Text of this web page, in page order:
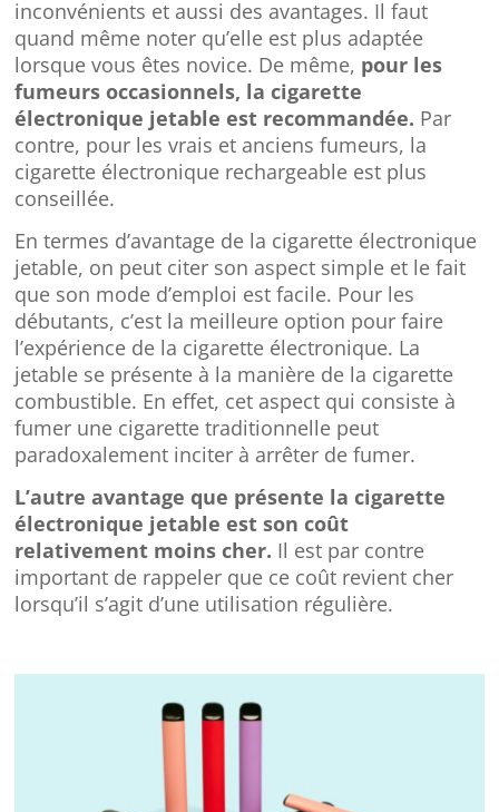
inconvénients et aussi des avantages. Il faut
quand même noter qu’elle est plus adaptée
lorsque vous êtes novice. De même, pour les
fumeurs occasionnels, la cigarette
électronique jetable est recommandée. Par
contre, pour les vrais et anciens fumeurs, la
cigarette électronique rechargeable est plus
conseillée.
En termes d’avantage de la cigarette électronique
jetable, on peut citer son aspect simple et le fait
que son mode d’emploi est facile. Pour les
débutants, c’est la meilleure option pour faire
l’expérience de la cigarette électronique. La
jetable se présente à la manière de la cigarette
combustible. En effet, cet aspect qui consiste à
fumer une cigarette traditionnelle peut
paradoxalement inciter à arrêter de fumer.
L’autre avantage que présente la cigarette
électronique jetable est son coût
relativement moins cher. Il est par contre
important de rappeler que ce coût revient cher
lorsqu’il s’agit d’une utilisation régulière.